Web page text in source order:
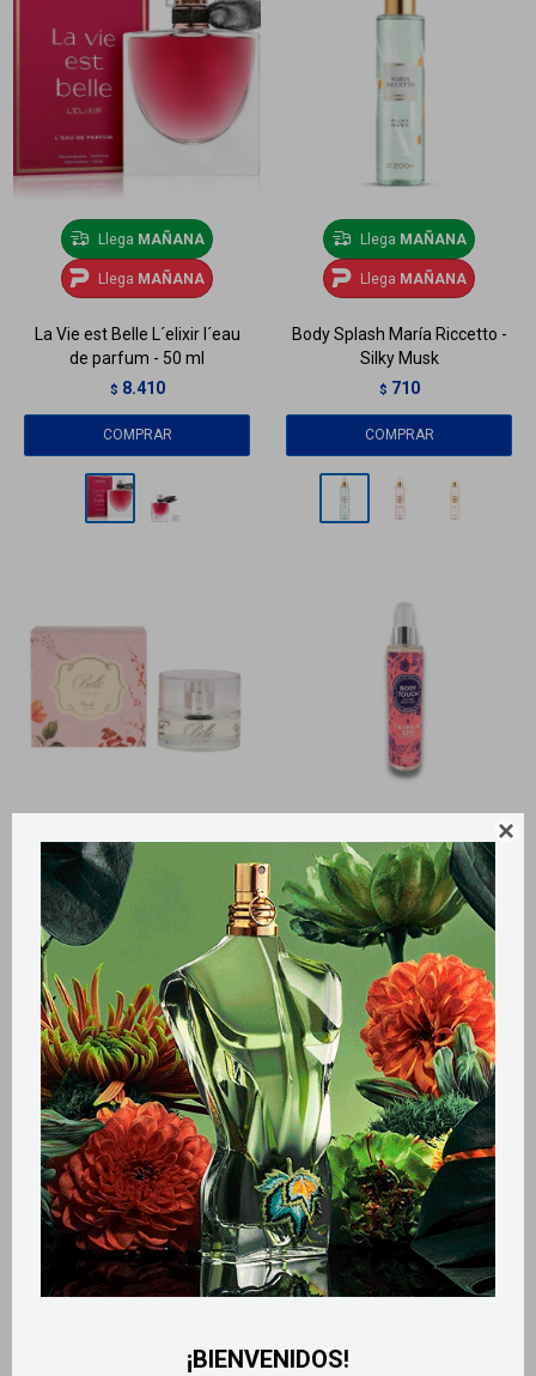

¡BIENVENIDOS!
Llega MAÑANA
Llega MAÑANA
La Vie est Belle L´elixir l´eau
de parfum - 50 ml
$ 8.410
Llega MAÑANA
Llega MAÑANA
Body Splash María Riccetto -
Silky Musk
$ 710
Llega
Llega MAÑANA
Edt Belle 50ml
1.100
LlegaMAÑANA
LlegaMAÑANA
Body Touch 200ml - Tropical
Kiss Intense
$ 530